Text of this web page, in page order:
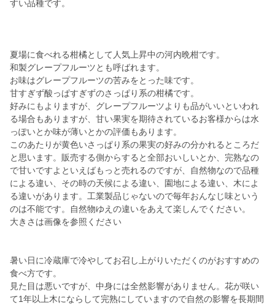
すい品種です。
夏場に食べれる柑橘として人気上昇中の河内晩柑です。
和製グレープフルーツとも呼ばれます。
お味はグレープフルーツの苦みをとった味です。
甘すぎず酸っぱすぎずのさっぱり系の柑橘です。
好みにもよりますが、グレープフルーツよりも品がいいといわれ
る場合もありますが、甘い果実を期待されているお客様からは水
っぽいとか味が薄いとかの評価もあります。
このあたりが黄色いさっぱり系の果実の好みの分かれるところだ
と思います。販売する側からすると全部おいしいとか、完熟なの
で甘いですよといえばもっと売れるのですが、自然物なので品種
による違い、その時の天候による違い、園地による違い、木によ
る違いがあります。工業製品じゃないので毎年おんなじ味という
のは不能です。自然物ゆえの違いをあえて楽しんでください。
大きさは画像を参照ください
暑い日に冷蔵庫で冷やしてお召し上がりいただくのがおすすめの
食べ方です。
見た目は悪いですが、中身には全然影響がありません。花が咲い
て1年以上木にならして完熟にしていますので自然の影響を長期間